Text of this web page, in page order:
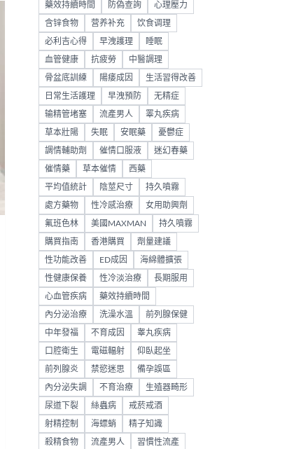
藥效持續時間 防偽查詢 心理壓力
含锌食物 营养补充 饮食调理
必利吉心得 早洩護理 睡眠
血管健康 抗疲勞 中醫調理
骨盆底訓練 陽痿成因 生活習得改善
日常生活護理 早洩預防 无精症
输精管堵塞 流產男人 睪丸疾病
草本壯陽 失眠 安眠藥 憂鬱症
調情輔助劑 催情口服液 迷幻春藥
催情藥 草本催情 西藥
平均值統計 陰莖尺寸 持久噴霧
處方藥物 性冷感治療 女用助興劑
氟班色林 美國MAXMAN 持久噴霧
購買指南 香港購買 劑量建議
性功能改善 ED成因 海綿體擴張
性健康保養 性冷淡治療 長期服用
心血管疾病 藥效持續時間
內分泌治療 洗澡水溫 前列腺保健
中年發福 不育成因 睾丸疾病
口腔衛生 電磁輻射 仰臥起坐
前列腺炎 禁慾迷思 備孕誤區
內分泌失調 不育治療 生殖器畸形
尿道下裂 絲蟲病 戒菸戒酒
射精控制 海螵蛸 精子知識
殺精食物 流產男人 習慣性流產